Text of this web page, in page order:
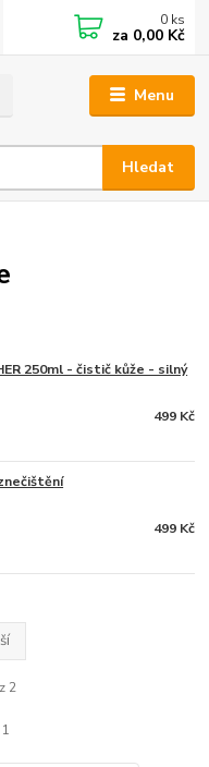
Menu
Hledat
0 ks
za 0,00 Kč
250ml - čistič kůže - silný
499 Kč
499 Kč
2